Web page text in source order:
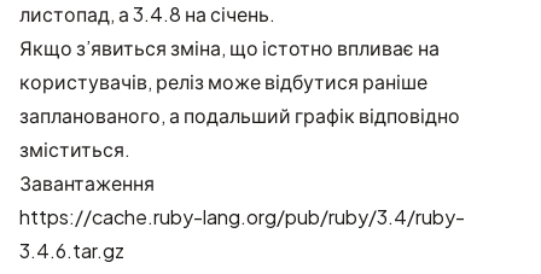
листопад, а 3.4.8 на січень.
Якщо з’явиться зміна, що істотно впливає на
користувачів, реліз може відбутися раніше
запланованого, а подальший графік відповідно
зміститься.
Завантаження
https://cache.ruby-lang.org/pub/ruby/3.4/ruby-
3.4.6.tar.gz